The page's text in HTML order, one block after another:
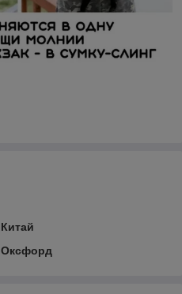
Китай
Оксфорд